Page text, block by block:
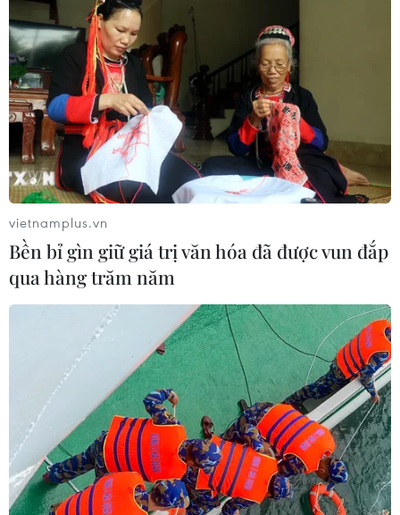
vietnamplus.vn
Bền bỉ gìn giữ giá trị văn hóa đã được vun đắp
qua hàng trăm năm